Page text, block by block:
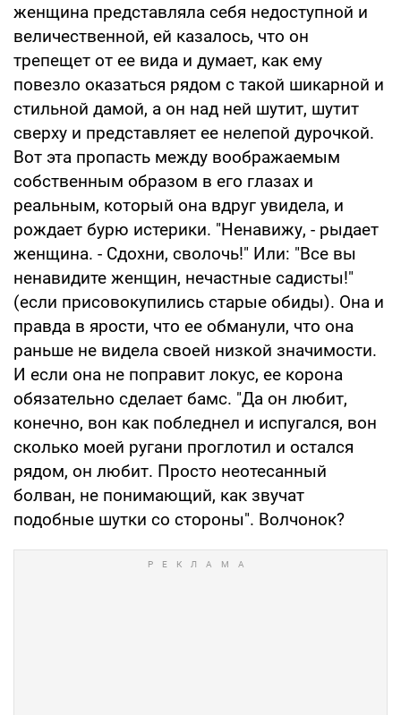
женщина представляла себя недоступной и
величественной, ей казалось, что он
трепещет от ее вида и думает, как ему
повезло оказаться рядом с такой шикарной и
стильной дамой, а он над ней шутит, шутит
сверху и представляет ее нелепой дурочкой.
Вот эта пропасть между воображаемым
собственным образом в его глазах и
реальным, который она вдруг увидела, и
рождает бурю истерики. "Ненавижу, - рыдает
женщина. - Сдохни, сволочь!" Или: "Все вы
ненавидите женщин, нечастные садисты!"
(если присовокупились старые обиды). Она и
правда в ярости, что ее обманули, что она
раньше не видела своей низкой значимости.
И если она не поправит локус, ее корона
обязательно сделает бамс. "Да он любит,
конечно, вон как побледнел и испугался, вон
сколько моей ругани проглотил и остался
рядом, он любит. Просто неотесанный
болван, не понимающий, как звучат
подобные шутки со стороны". Волчонок?